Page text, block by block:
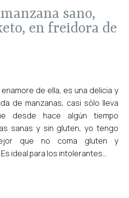
en freidora de
de ella, es una delicia y
de manzanas, casi sólo lleva
desde hace algún tiempo
sanas y sin gluten, yo tengo
que no coma gluten y
ideal para los intolerantes...